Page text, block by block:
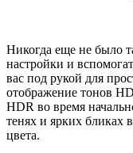
Никогда еще не было
настройки и
вас под рукой для
отображение тонов
HDR во время
тенях и ярких бликах
цвета.